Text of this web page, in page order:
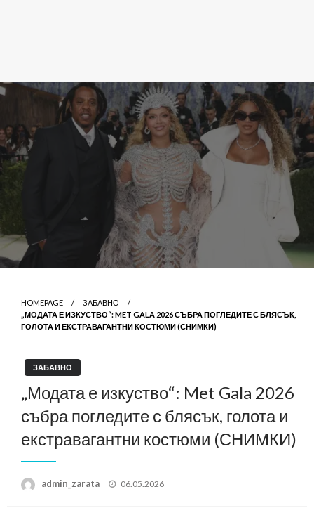
HOMEPAGE
ЗАБАВНО
„МОДАТА Е ИЗКУСТВО“: MET GALA 2026 СЪБРА ПОГЛЕДИТЕ С БЛЯСЪК,
ГОЛОТА И ЕКСТРАВАГАНТНИ КОСТЮМИ (СНИМКИ)
ЗАБАВНО
„Модата е изкуство“: Met Gala 2026
събра погледите с блясък, голота и
екстравагантни костюми (СНИМКИ)
admin_zarata
Posted
06.05.2026